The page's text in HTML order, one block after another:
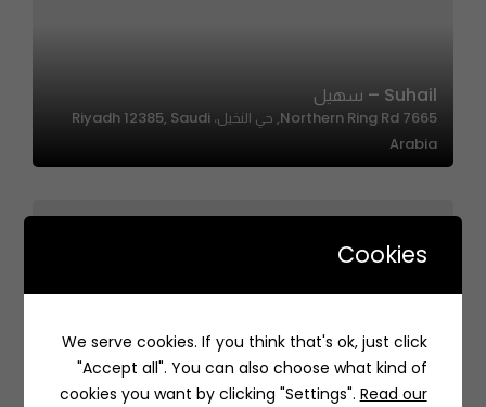
Suhail – سهيل
7665 Northern Ring Rd, حي النخيل، Riyadh 12385, Saudi
Arabia
Chefsplace|مكان الطاهي
C3GX+24 Dammam Saudi Arabia
Cookies
We serve cookies. If you think that's ok, just click
"Accept all". You can also choose what kind of
cookies you want by clicking "Settings". Read our